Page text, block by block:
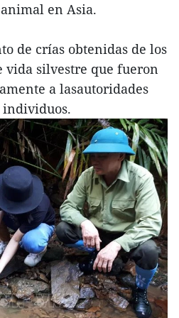
en Asia.
de crías obtenidas de los
vida silvestre que fueron
a lasautoridades
individuos.